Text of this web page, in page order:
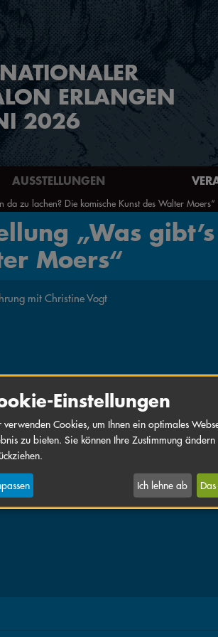
ERLANGEN
2026
AUSSTELLUNGEN
da zu lachen? Die komische Kunst des Walter Moers“
„Was
Moers“
mit Christine Vogt
Einstellungen
Cookies, um Ihnen ein optimales
zu bieten. Sie können Ihre Zustimmung
Ich lehne ab